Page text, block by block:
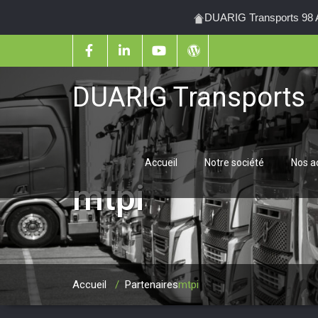
DUARIG Transports 98
DUARIG Transports
Accueil Notre société Nos
mtpi
Accueil / Partenairesmtpi